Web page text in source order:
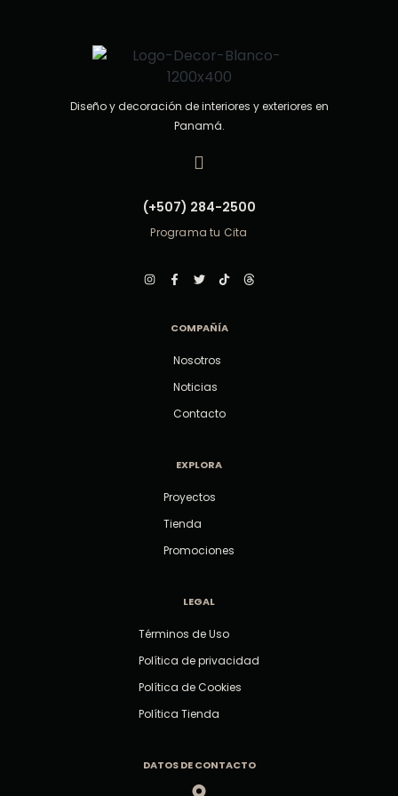
Diseño y decoración de interiores y exteriores en
Panamá.
(+507) 284-2500
Programa tu Cita
COMPAÑÍA
Nosotros
Noticias
Contacto
EXPLORA
Proyectos
Tienda
Promociones
LEGAL
Términos de Uso
Política de privacidad
Política de Cookies
Política Tienda
DATOS DE CONTACTO